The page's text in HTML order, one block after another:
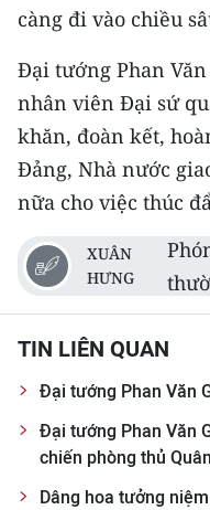
càng đi vào chiều
Đại tướng Phan
nhân viên Đại sứ
khăn, đoàn kết,
Đảng, Nhà nước
nữa cho việc thúc
XUÂN
HƯNG
TIN LIÊN QUAN
Đại tướng Phan Văn
Đại tướng Phan Văn
chiến phòng thủ
Dâng hoa tưởng